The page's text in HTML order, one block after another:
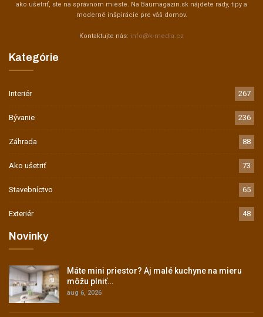
ako ušetriť, ste na správnom mieste. Na Baumagazin.sk nájdete rady, tipy a
moderné inšpirácie pre váš domov.
Kontaktujte nás: info@k-media.cz
Kategórie
Interiér 267
Bývanie 236
Záhrada 88
Ako ušetriť 73
Stavebníctvo 65
Exteriér 48
Novinky
Máte mini priestor? Aj malé kuchyne na mieru
môžu plniť…
aug 6, 2026